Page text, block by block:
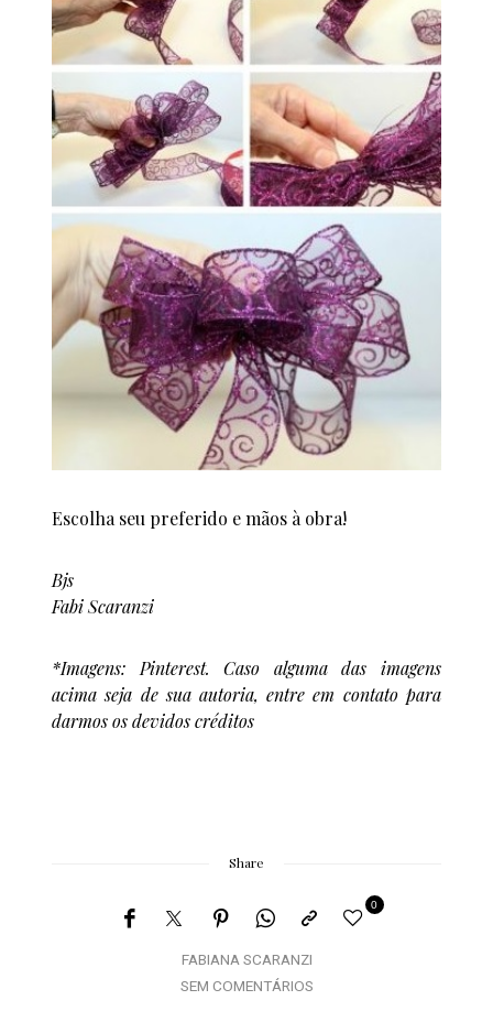
Escolha seu preferido e mãos à obra!
Bjs
Fabi Scaranzi
*Imagens: Pinterest. Caso alguma das imagens
acima seja de sua autoria, entre em contato para
darmos os devidos créditos
Share
FABIANA SCARANZI
0
SEM COMENTÁRIOS